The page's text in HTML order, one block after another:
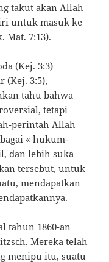
takut akan Allah
untuk masuk ke
Mat. 7:13).
(Kej. 3:3)
(Kej. 3:5),
tahu bahwa
tetapi
perintah Allah
« hukum-
dan lebih suka
tersebut, untuk
mendapatkan
tahun 1860-an
Mereka telah
menipu itu, suatu